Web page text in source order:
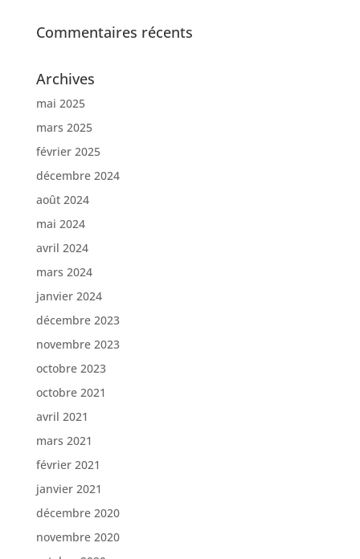
Commentaires récents
Archives
mai 2025
mars 2025
février 2025
décembre 2024
août 2024
mai 2024
avril 2024
mars 2024
janvier 2024
décembre 2023
novembre 2023
octobre 2023
octobre 2021
avril 2021
mars 2021
février 2021
janvier 2021
décembre 2020
novembre 2020